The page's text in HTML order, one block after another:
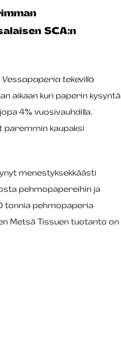
SCA:n
Vessapaperia tekevillä
aikaan kun paperin kysyntä
4% vuosivauhdilla.
kaupaksi
menestyksekkäästi
pehmopapereihin ja
tonnia pehmopaperia
Metsä Tissuen tuotanto on